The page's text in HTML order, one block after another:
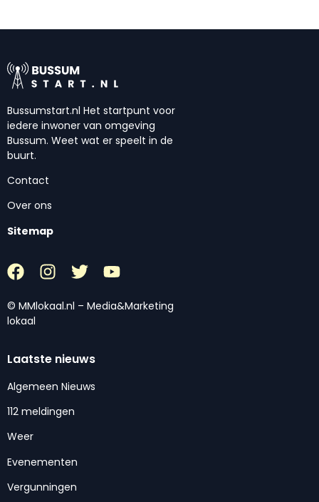
Bussumstart.nl Het startpunt voor
iedere inwoner van omgeving
Bussum. Weet wat er speelt in de
buurt.
Contact
Over ons
Sitemap
© MMlokaal.nl – Media&Marketing
lokaal
Laatste nieuws
Algemeen Nieuws
112 meldingen
Weer
Evenementen
Vergunningen